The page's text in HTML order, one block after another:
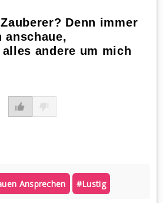
Denn immer
anschaue,
andere um mich
Ansprechen #lustig